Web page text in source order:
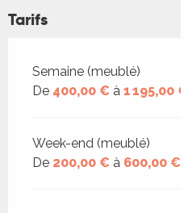
Tarifs
Tarifs 2026
Semaine (meublé)
De 400,00 € à 1 195,00 €
Week-end (meublé)
De 200,00 € à 600,00 €